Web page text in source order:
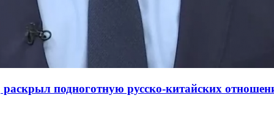
подноготную русско-китайских